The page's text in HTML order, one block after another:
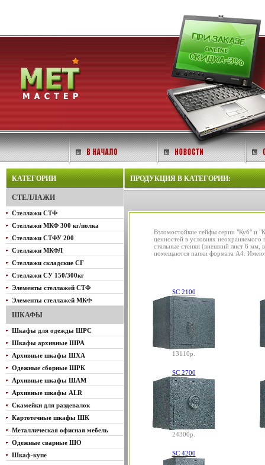
КАТЕГОРИИ
СТЕЛЛАЖИ
Стеллажи СТФ
Стеллажи МКФ 300 кг/полка
Стеллажи СТФУ 200
Стеллажи МКФЛ
Стеллажи складские СГ
Стеллажи СУ 150/300кг
Элементы стеллажей СТФ
Элементы стеллажей МКФ
ШКАФЫ
Шкафы для одежды ШРС
Шкафы архивные ШРА
Архивные шкафы ШХА
Одежные сборные ШРК
Архивные шкафы ШАМ
Архивные шкафы ALR
Скамейки для раздевалок
Картотечные шкафы ШК
Металлическая офисная мебель
Одежные сварные ШО
Шкаф-купе
ПРОДУКЦИЯ В КАТЕГОРИИ:
Взломостойкие сейфы серии "Куб" и
ценностей в условиях
стальные стенки (внешний лист 6
помещаются папки формата А4.
SC 2100
13110р.
SC 2700
24300р.
SC 4200